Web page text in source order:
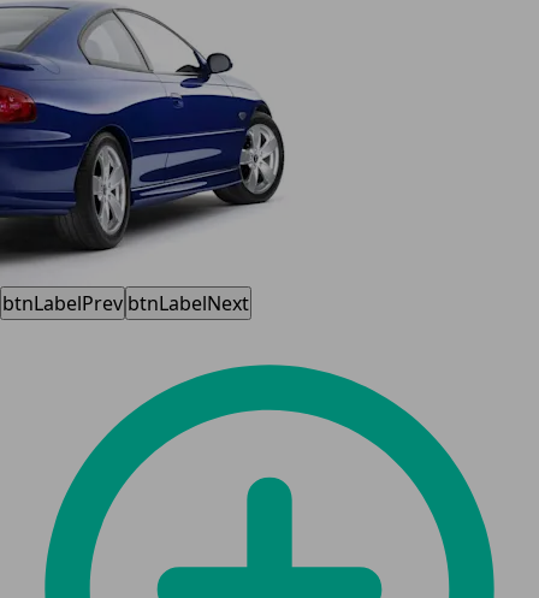
btnLabelPrev btnLabelNext